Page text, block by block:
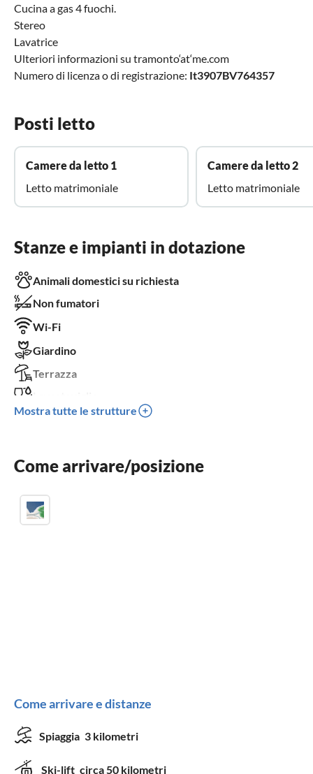
Cucina a gas 4 fuochi.
Stereo
Lavatrice
Ulteriori informazioni su tramonto‘at‘me.com
Numero di licenza o di registrazione: It3907BV764357
Posti letto
Camere da letto 1
Letto matrimoniale
Camere da letto 2
Letto matrimoniale
Stanze e impianti in dotazione
Animali domestici su richiesta
Non fumatori
Wi-Fi
Giardino
Terrazza
Posto auto
Mostra tutte le strutture
Come arrivare/posizione
Come arrivare e distanze
Spiaggia 3 kilometri
Ski-lift circa 50 kilometri